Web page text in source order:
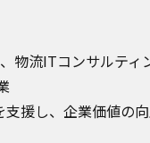
物流ITコンサルティ
援し、企業価値の